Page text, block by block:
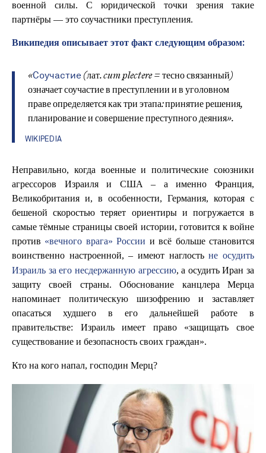
военной силы. С юридической точки зрения такие
партнёры — это соучастники преступления.
Википедия описывает этот факт следующим образом:
«Соучастие (лат.cum plectere= тесно связанный)
означает соучастие в преступлении и в уголовном
праве определяется как три этапа: принятие решения,
планирование и совершение преступного деяния».
WIKIPEDIA
Неправильно, когда военные и политические союзники
агрессоров Израиля и США – а именно Франция,
Великобритания и, в особенности, Германия, которая с
бешеной скоростью теряет ориентиры и погружается в
самые тёмные страницы своей истории, готовится к войне
против «вечного врага» России и всё больше становится
воинственно настроенной, – имеют наглостьне осудить
Израиль за его несдержанную агрессию, а осудить Иран за
защиту своей страны. Обоснование канцлера Мерца
напоминает политическую шизофрению и заставляет
опасаться худшего в его дальнейшей работе в
правительстве: Израиль имеет право «защищать свое
существование и безопасность своих граждан».
Кто на кого напал, господин Мерц?